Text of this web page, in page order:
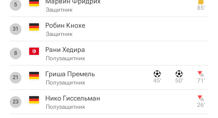
5
Защитник 85‎’‎
31 Робин Кнохе
Защитник
8 Рани Хедира
Полузащитник
21 Гриша Премель
Полузащитник 45‎’‎ 50‎’‎ 71‎’‎
23 Нико Гиссельман
Полузащитник 26‎’‎